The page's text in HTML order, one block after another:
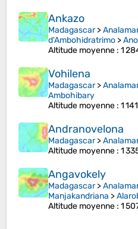
Ankazo
Madagascar>
d'Ambohidratrimo >
Altitude moyenne : 1
Vohilena
Madagascar>
Ambohibary
Altitude moyenne : 1
Andranovelona
Madagascar>
Altitude moyenne : 1
Angavokely
Madagascar>
Manjakandriana >
Altitude moyenne : 1